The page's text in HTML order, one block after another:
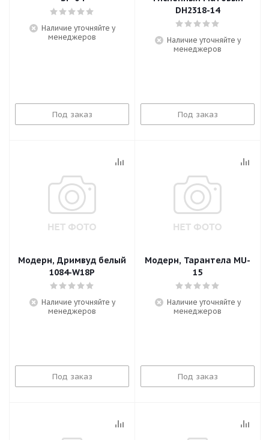
Наличие уточняйте у
менеджеров
Под заказ
DH2318-14
Наличие уточняйте у
менеджеров
Под заказ
Модерн, Дримвуд белый
1084-W18P
Наличие уточняйте у
менеджеров
Под заказ
Модерн, Тарантела MU-
15
Наличие уточняйте у
менеджеров
Под заказ